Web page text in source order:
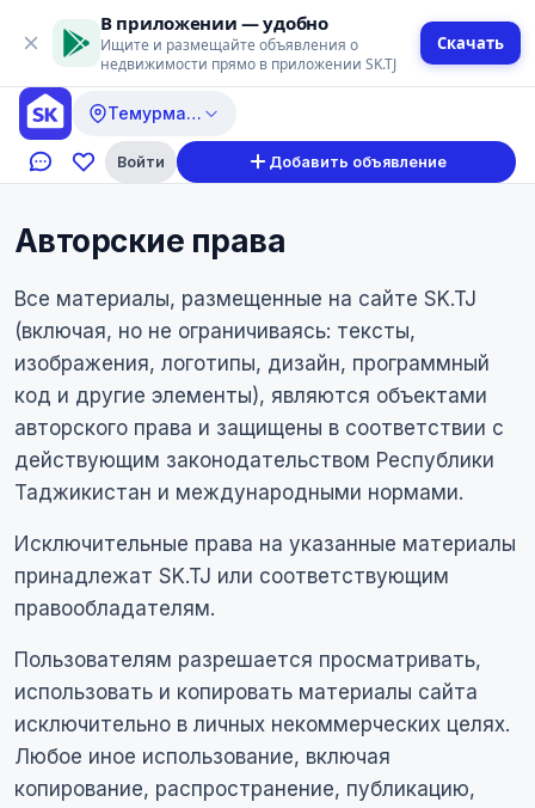
В приложении — удобно
Ищите и размещайте объявления о
недвижимости прямо в приложении SK.TJ
Скачать
Темурмалик
Войти Добавить объявление
Авторские права
Все материалы, размещенные на сайте SK.TJ
(включая, но не ограничиваясь: тексты,
изображения, логотипы, дизайн, программный
код и другие элементы), являются объектами
авторского права и защищены в соответствии с
действующим законодательством Республики
Таджикистан и международными нормами.
Исключительные права на указанные материалы
принадлежат SK.TJ или соответствующим
правообладателям.
Пользователям разрешается просматривать,
использовать и копировать материалы сайта
исключительно в личных некоммерческих целях.
Любое иное использование, включая
копирование, распространение, публикацию,